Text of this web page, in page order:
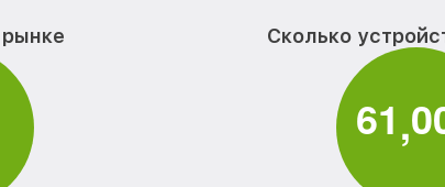
Сколько
61,0